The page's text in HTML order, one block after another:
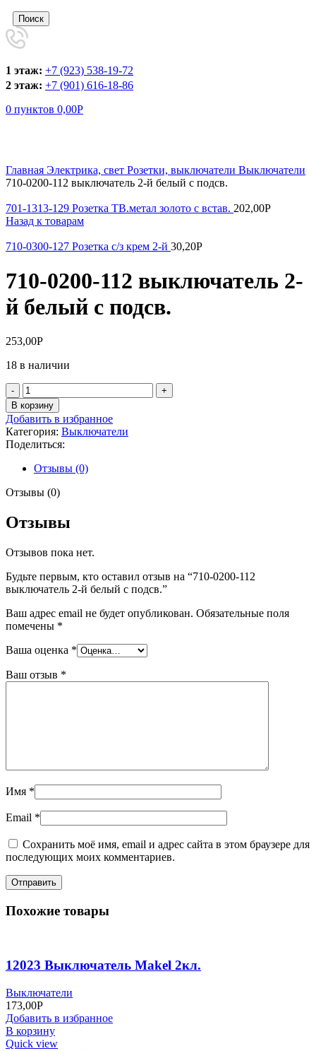
Поиск
1 этаж: +7 (923) 538-19-72
2 этаж: +7 (901) 616-18-86
0 пунктов 0,00Р
Главная Электрика, свет Розетки, выключатели Выключатели
710-0200-112 выключатель 2-й белый с подсв.
701-1313-129 Розетка ТВ.метал золото с встав. 202,00Р
Назад к товарам
710-0300-127 Розетка с/з крем 2-й 30,20Р
710-0200-112 выключатель 2-
й белый с подсв.
253,00Р
18 в наличии
Количество
товара
710-
0200-
112
выключатель
2-
белый
В корзину
Добавить в избранное
Категория: Выключатели
Поделиться:
Отзывы (0)
Отзывы (0)
Отзывы
Отзывов пока нет.
Будьте первым, кто оставил отзыв на “710-0200-112
выключатель 2-й белый с подсв.”
Ваш адрес email не будет опубликован. Обязательные поля
помечены *
Ваша оценка *
Ваш отзыв *
Имя *
Email *
Сохранить моё имя, email и адрес сайта в этом браузере для
последующих моих комментариев.
Похожие товары
12023 Выключатель Makel 2кл.
Выключатели
173,00Р
Добавить в избранное
В корзину
Quick view